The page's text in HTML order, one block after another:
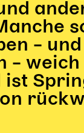
WIEN
–
– weich
ist